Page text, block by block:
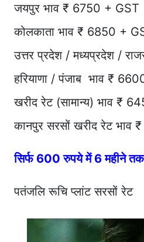
जयपुर भाव ₹ 6750 + GST
कोलकाता भाव ₹ 6850 +
उत्तर प्रदेश / मध्यप्रदेश /
हरियाणा / पंजाब भाव ₹
खरीद रेट (सामान्य) भाव ₹
कानपुर सरसों खरीद रेट
सिर्फ 600 रुपये में 6 महीने
पतंजलि रूचि प्लांट सरसों रेट